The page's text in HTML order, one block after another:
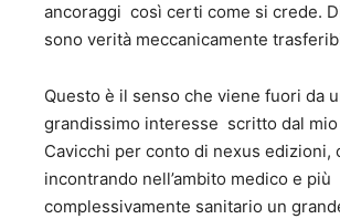
ancoraggi così certi come si crede.
sono verità meccanicamente
Questo è il senso che viene fuori da
grandissimo interesse scritto dal mio
Cavicchi per conto di nexus edizioni,
incontrando nell’ambito medico e più
complessivamente sanitario un